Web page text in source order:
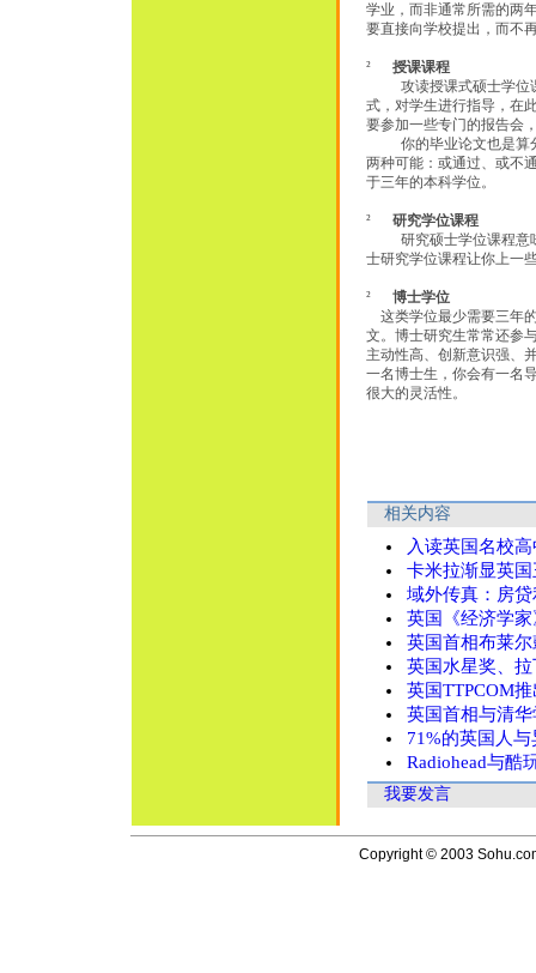
学业，而非通常所需的两
要直接向学校提出，而不
²
授课课程
攻读授课式硕士学位
式，对学生进行指导，在
要参加一些专门的报告会
你的毕业论文也是算
两种可能：或通过、或不
于三年的本科学位。
²
研究学位课程
研究硕士学位课程意
士研究学位课程让你上一
²
博士学位
这类学位最少需要三年
文。博士研究生常常还参
主动性高、创新意识强、
一名博士生，你会有一名
很大的灵活性。
相关内容
入读英国名校
卡米拉渐显英
域外传真：房
英国《经济学
英国首相布莱
英国水星奖、
英国TTPCOM
英国首相与清
71%的英国人
Radiohead与酷
我要发言
Copyright © 2003